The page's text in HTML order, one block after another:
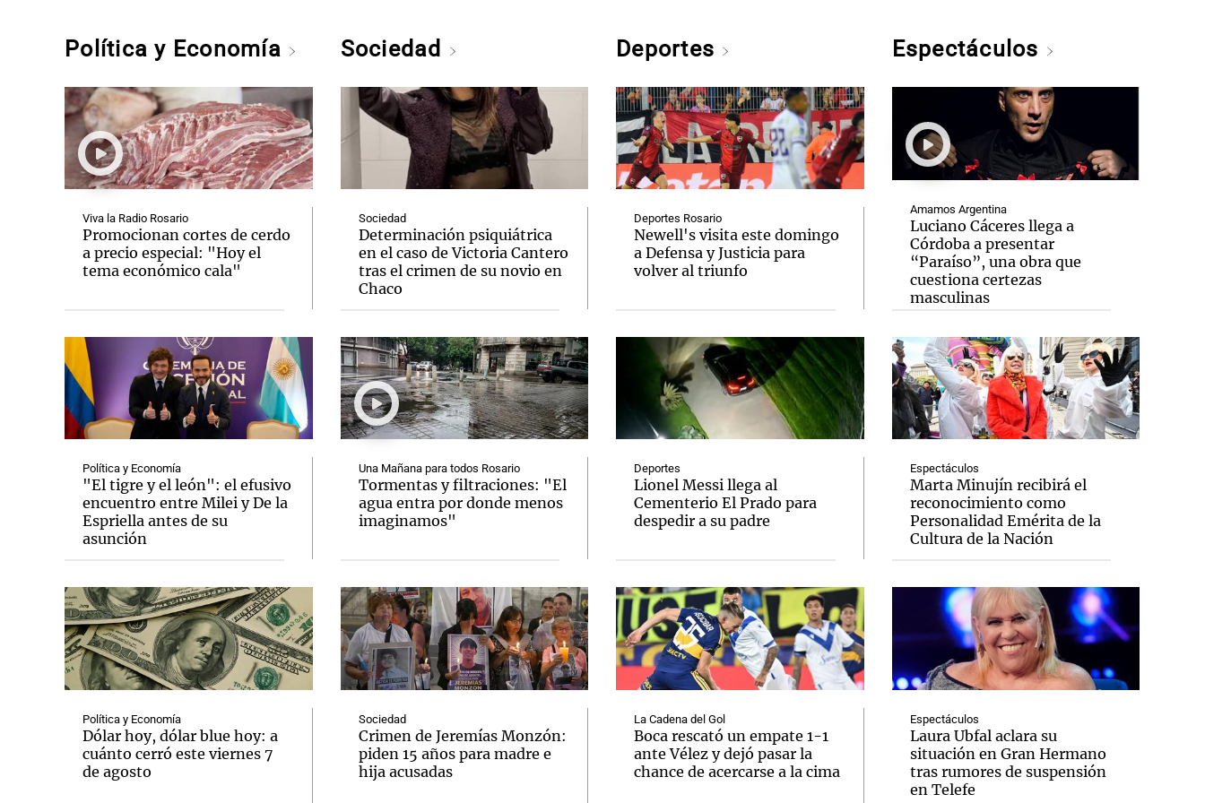
Política y Economía
Viva la Radio Rosario
Promocionan cortes de cerdo
a precio especial: "Hoy el
tema económico cala"
Política y Economía
"El tigre y el león": el efusivo
encuentro entre Milei y De la
Espriella antes de su
asunción
Política y Economía
Dólar hoy, dólar blue hoy: a
cuánto cerró este viernes 7
de agosto
Sociedad
Sociedad
Determinación psiquiátrica
en el caso de Victoria Cantero
tras el crimen de su novio en
Chaco
Una Mañana para todos Rosario
Tormentas y filtraciones: "El
agua entra por donde menos
imaginamos"
Sociedad
Crimen de Jeremías Monzón:
piden 15 años para madre e
hija acusadas
Deportes
Deportes Rosario
Newell's visita este domingo
a Defensa y Justicia para
volver al triunfo
Deportes
Lionel Messi llega al
Cementerio El Prado para
despedir a su padre
La Cadena del Gol
Boca rescató un empate 1-1
ante Vélez y dejó pasar la
chance de acercarse a la cima
Espectáculos
Amamos Argentina
Luciano Cáceres llega a
Córdoba a presentar
“Paraíso”, una obra que
cuestiona certezas
masculinas
Espectáculos
Marta Minujín recibirá el
reconocimiento como
Personalidad Emérita de la
Cultura de la Nación
Espectáculos
Laura Ubfal aclara su
situación en Gran Hermano
tras rumores de suspensión
en Telefe
Notas Notas
El huracán de Arequito Cadena 3 en Groenlandia
Notas